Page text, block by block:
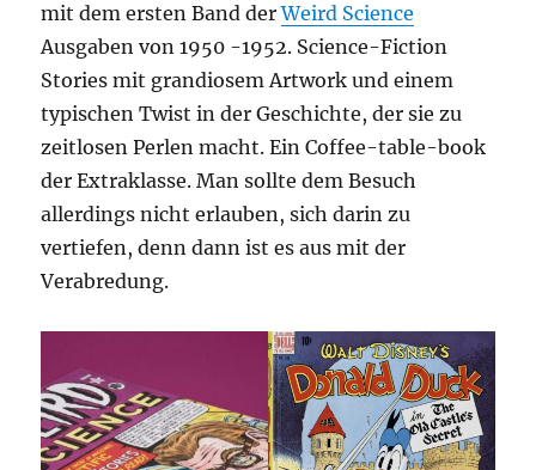
mit dem ersten Band derWeird Science
Ausgaben von 1950 -1952. Science-Fiction
Stories mit grandiosem Artwork und einem
typischen Twist in der Geschichte, der sie zu
zeitlosen Perlen macht. Ein Coffee-table-book
der Extraklasse. Man sollte dem Besuch
allerdings nicht erlauben, sich darin zu
vertiefen, denn dann ist es aus mit der
Verabredung.